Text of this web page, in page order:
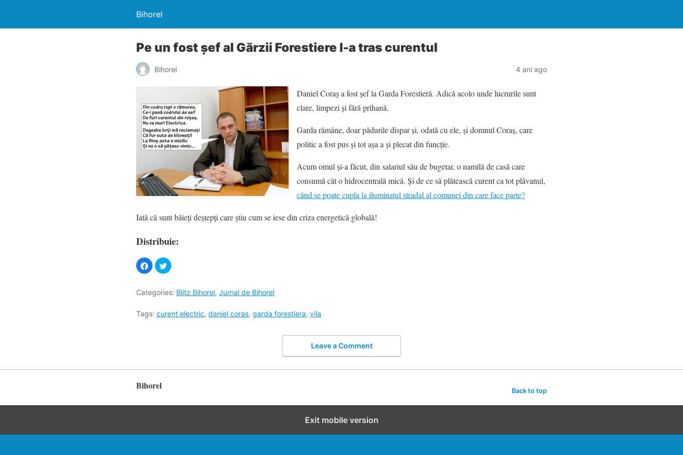
Bihorel
Pe un fost șef al Gărzii Forestiere l-a tras curentul
Bihorel 4 ani ago
Daniel Coraș a fost șef la Garda Forestieră. Adică acolo unde lucrurile sunt
clare, limpezi și fără prihană.
Garda rămâne, doar pădurile dispar și, odată cu ele, și domnul Coraș, care
politic a fost pus și tot așa a și plecat din funcție.
Acum omul și-a făcut, din salariul său de bugetar, o namilă de casă care
consumă cât o hidrocentrală mică. Și de ce să plătească curent ca tot plăvanul,
când se poate cupla la iluminatul stradal al comunei din care face parte?
Iată că sunt băieți deștepți care știu cum se iese din criza energetică globală!
Distribuie:
Categories: Blitz Bihorel, Jurnal de Bihorel
Tags: curent electric, daniel coras, garda forestiera, vila
Leave a Comment
Bihorel Back to top
Exit mobile version